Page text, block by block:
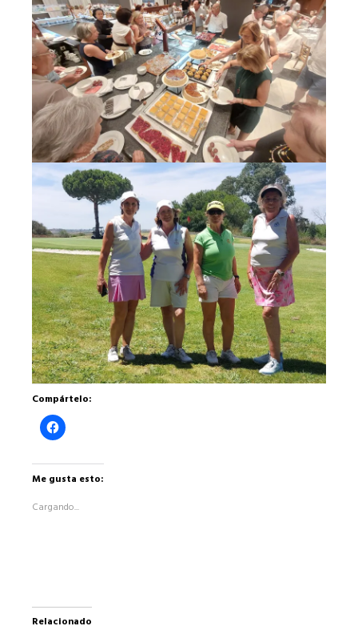
Compártelo:
Haz
clic
en
Facebook
en
Me gusta esto:
Cargando...
Relacionado